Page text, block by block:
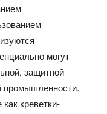
могут
защитной
промышленности.
креветки-